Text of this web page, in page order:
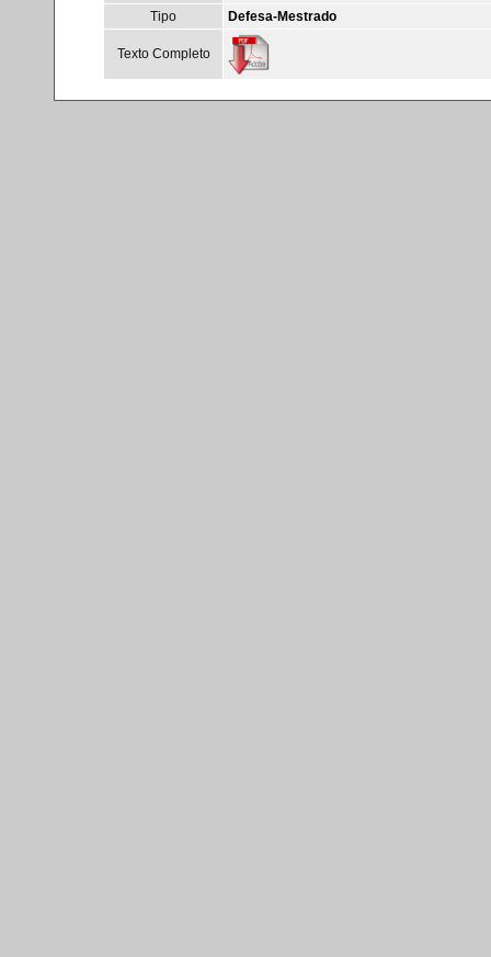
Tipo
Defesa-Mestrado
Texto Completo